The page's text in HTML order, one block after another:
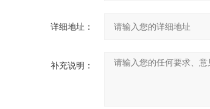
详细地址：
补充说明：